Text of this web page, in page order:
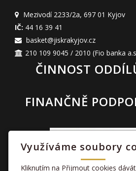
Mezivodí 2233/2a, 697 01 Kyjov
IČ: 44 16 39 41
basket@jiskrakyjov.cz
210 109 9045 / 2010 (Fio banka
ČINNOST
FINANČNĚ
Využíváme soubory
Kliknutím na Přijmout cookies